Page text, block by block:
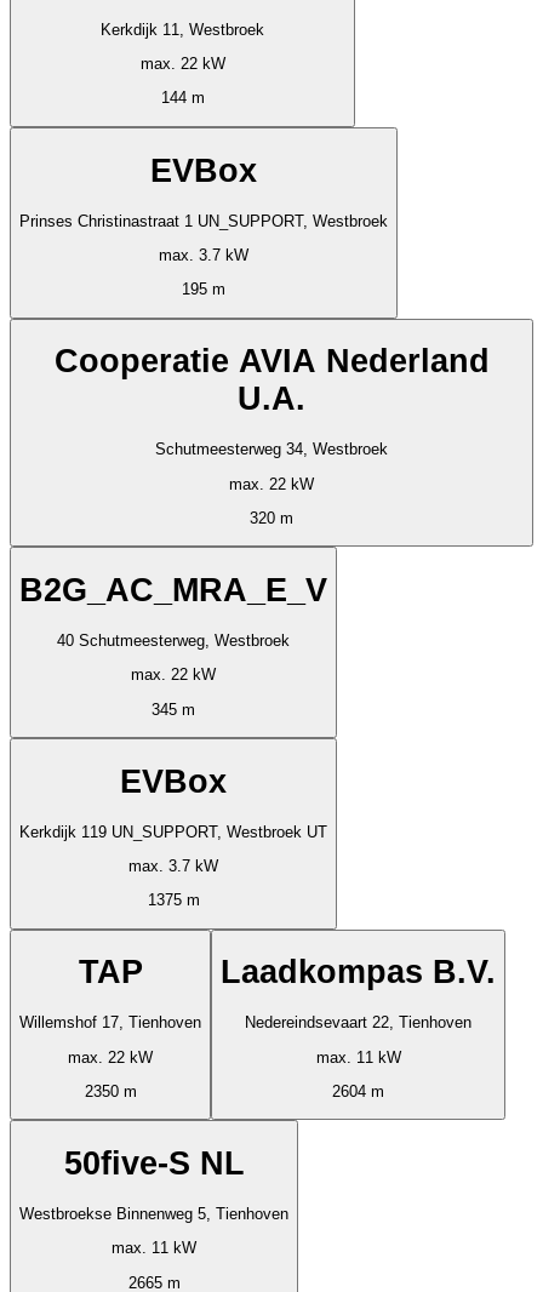
Kerkdijk 11, Westbroek
max. 22 kW
144 m
EVBox
Prinses Christinastraat 1 UN_SUPPORT, Westbroek
max. 3.7 kW
195 m
Cooperatie AVIA Nederland
U.A.
Schutmeesterweg 34, Westbroek
max. 22 kW
320 m
B2G_AC_MRA_E_V
40 Schutmeesterweg, Westbroek
max. 22 kW
345 m
EVBox
Kerkdijk 119 UN_SUPPORT, Westbroek UT
max. 3.7 kW
1375 m
TAP
Willemshof 17, Tienhoven
max. 22 kW
2350 m
Laadkompas B.V.
Nedereindsevaart 22, Tienhoven
max. 11 kW
2604 m
50five-S NL
Westbroekse Binnenweg 5, Tienhoven
max. 11 kW
2665 m